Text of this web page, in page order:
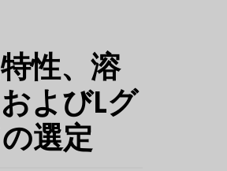
性、溶
よびLグ
選定